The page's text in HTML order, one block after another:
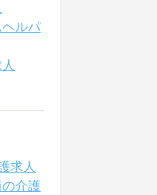
ルパ
求人
介護